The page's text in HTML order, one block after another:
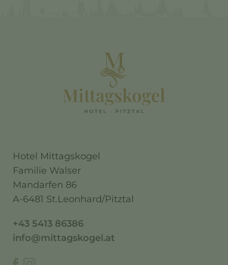
Hotel Mittagskogel
Familie Walser
Mandarfen 86
A-6481 St.Leonhard/Pitztal
+43 5413 86386
info@mittagskogel.at